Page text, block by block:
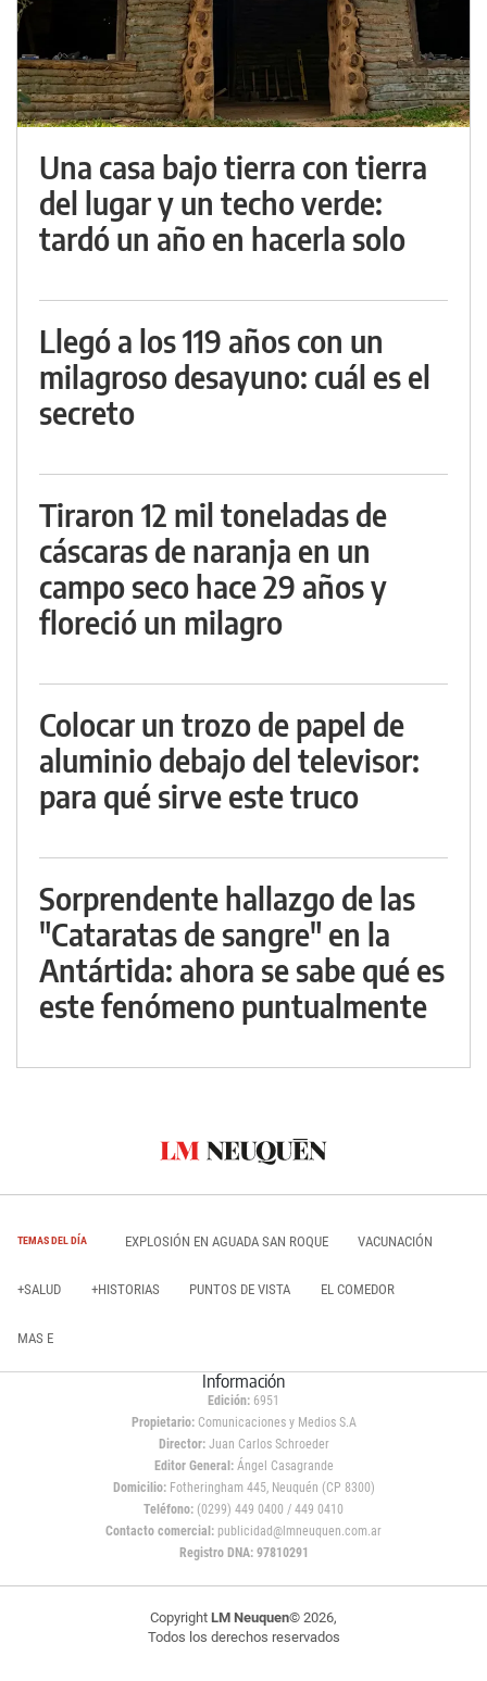
Una casa bajo tierra con tierra
del lugar y un techo verde:
tardó un año en hacerla solo
Llegó a los 119 años con un
milagroso desayuno: cuál es el
secreto
Tiraron 12 mil toneladas de
cáscaras de naranja en un
campo seco hace 29 años y
floreció un milagro
Colocar un trozo de papel de
aluminio debajo del televisor:
para qué sirve este truco
Sorprendente hallazgo de las
"Cataratas de sangre" en la
Antártida: ahora se sabe qué es
este fenómeno puntualmente
TEMAS DEL DÍA EXPLOSIÓN EN AGUADA SAN ROQUE VACUNACIÓN
+SALUD +HISTORIAS PUNTOS DE VISTA EL COMEDOR
MAS E
Información
Edición: 6951
Propietario:Comunicaciones y Medios S.A
Director: Juan Carlos Schroeder
Editor General:Ángel Casagrande
Domicilio:Fotheringham 445, Neuquén (CP 8300)
Teléfono: (0299) 449 0400 / 449 0410
Contacto comercial: publicidad@lmneuquen.com.ar
Registro DNA: 97810291
Copyright LM Neuquen© 2026,
Todos los derechos reservados